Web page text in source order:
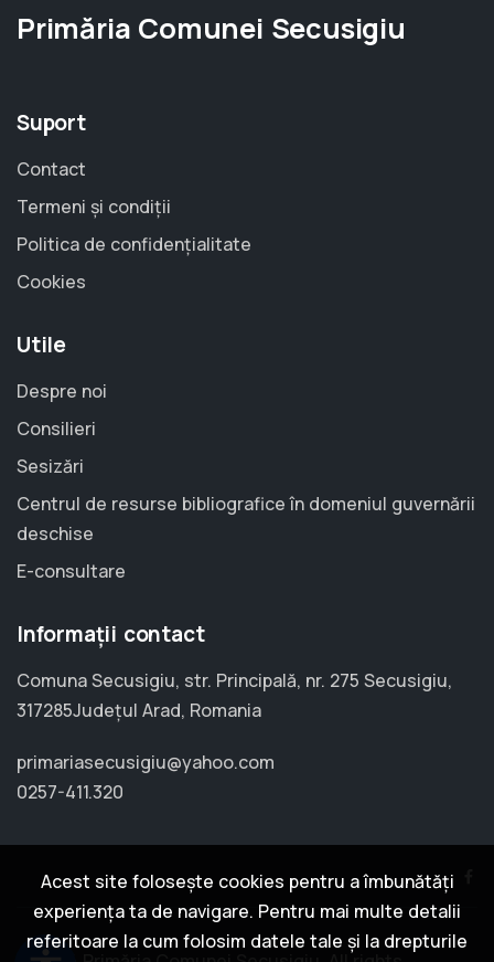
Primăria Comunei Secusigiu
Suport
Contact
Termeni și condiții
Politica de confidențialitate
Cookies
Utile
Despre noi
Consilieri
Sesizări
Centrul de resurse bibliografice în domeniul guvernării
deschise
E-consultare
Informații contact
Comuna Secusigiu, str. Principală, nr. 275 Secusigiu,
317285Județul Arad, Romania
primariasecusigiu@yahoo.com
0257-411.320
Acest site folosește cookies pentru a îmbunătăți
experiența ta de navigare. Pentru mai multe detalii
referitoare la cum folosim datele tale și la drepturile